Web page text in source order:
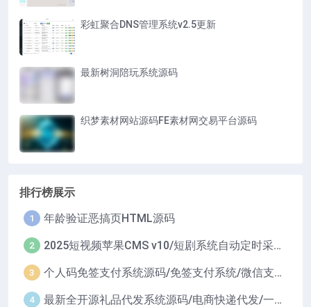
彩虹聚合DNS管理系统v2.5更新
最新树洞陪玩系统源码
织梦素材网站源码FE素材网交易平台源码
排行榜展示
1 年龄验证恶搞页HTML源码
2 2025短视频苹果CMS v10/短剧系统自动定时采集H5移动端在线影视视频短剧源码小剧场短剧影视源码
3 个人码免签支付系统源码/免签支付系统/微信支付平台
4 最新全开源礼品代发系统源码/电商快递代发/一件代发系统